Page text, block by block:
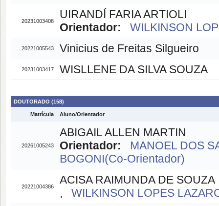
20231003408
UIRANDÍ FARIA ARTIOLI
Orientador:
WILKINSON
20221005543 Vinicius de Freitas Silgueiro
20231003417 WISLLENE DA SILVA SOUZA
DOUTORADO (158)
Matrícula Aluno/Orientador
20261005243
ABIGAIL ALLEN MARTIN
Orientador:
MANOEL DOS
BOGONI(Co-Orientador)
20221004386
ACISA RAIMUNDA DE SOUZA
, WILKINSON LOPES